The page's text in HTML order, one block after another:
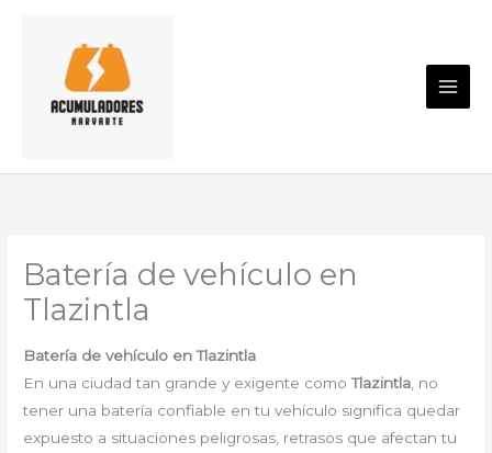
contenido
Batería de vehículo en
Tlazintla
Batería de vehículo en Tlazintla
En una ciudad tan grande y exigente comoTlazintla, no
tener una batería confiable en tu vehículo significa quedar
expuesto a situaciones peligrosas, retrasos que afectan tu